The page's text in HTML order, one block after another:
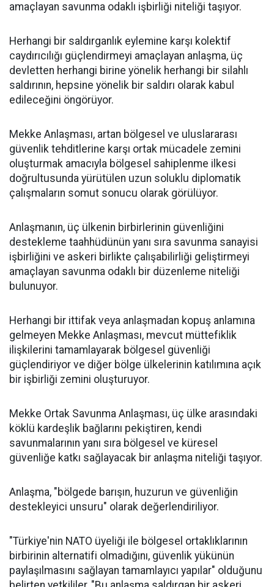
amaçlayan savunma odaklı işbirliği niteliği taşıyor.
Herhangi bir saldırganlık eylemine karşı kolektif
caydırıcılığı güçlendirmeyi amaçlayan anlaşma, üç
devletten herhangi birine yönelik herhangi bir silahlı
saldırının, hepsine yönelik bir saldırı olarak kabul
edileceğini öngörüyor.
Mekke Anlaşması, artan bölgesel ve uluslararası
güvenlik tehditlerine karşı ortak mücadele zemini
oluşturmak amacıyla bölgesel sahiplenme ilkesi
doğrultusunda yürütülen uzun soluklu diplomatik
çalışmaların somut sonucu olarak görülüyor.
Anlaşmanın, üç ülkenin birbirlerinin güvenliğini
destekleme taahhüdünün yanı sıra savunma sanayisi
işbirliğini ve askeri birlikte çalışabilirliği geliştirmeyi
amaçlayan savunma odaklı bir düzenleme niteliği
bulunuyor.
Herhangi bir ittifak veya anlaşmadan kopuş anlamına
gelmeyen Mekke Anlaşması, mevcut müttefiklik
ilişkilerini tamamlayarak bölgesel güvenliği
güçlendiriyor ve diğer bölge ülkelerinin katılımına açık
bir işbirliği zemini oluşturuyor.
Mekke Ortak Savunma Anlaşması, üç ülke arasındaki
köklü kardeşlik bağlarını pekiştiren, kendi
savunmalarının yanı sıra bölgesel ve küresel
güvenliğe katkı sağlayacak bir anlaşma niteliği taşıyor.
Anlaşma, "bölgede barışın, huzurun ve güvenliğin
destekleyici unsuru" olarak değerlendiriliyor.
"Türkiye'nin NATO üyeliği ile bölgesel ortaklıklarının
birbirinin alternatifi olmadığını, güvenlik yükünün
paylaşılmasını sağlayan tamamlayıcı yapılar" olduğunu